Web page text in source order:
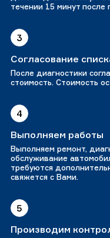
течении 15 минут после
3
Согласование
После диагностики
стоимость. Стоимость
4
Выполняем работы
Выполняем ремонт,
обслуживание
требуются
свяжется с Вами.
5
Производим